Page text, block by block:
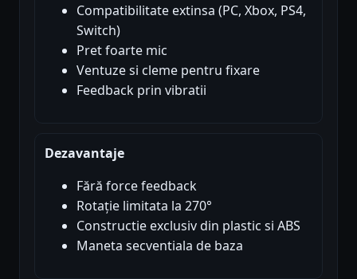
Compatibilitate extinsa (PC, Xbox, PS4,
Switch)
Pret foarte mic
Ventuze si cleme pentru fixare
Feedback prin vibratii
Dezavantaje
Fără force feedback
Rotație limitata la 270°
Constructie exclusiv din plastic si ABS
Maneta secventiala de baza